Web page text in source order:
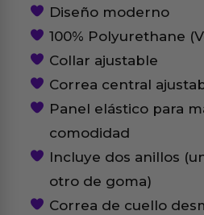
Diseño moderno
100% Polyurethane
Collar ajustable
Correa central
Panel elástico para
comodidad
Incluye dos anillos
otro de goma)
Correa de cuello